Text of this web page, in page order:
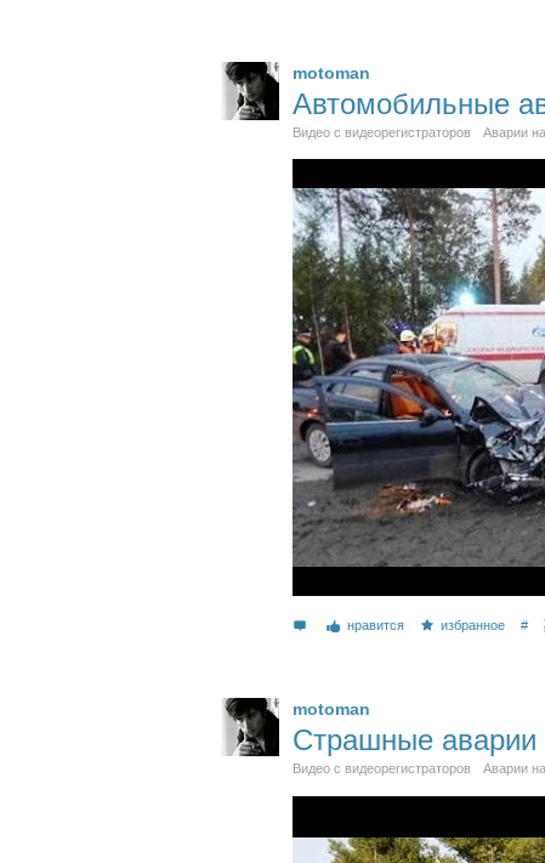
motoman
Автомобильные
Видео с видеорегистраторов Аварии
нравится избранное #
motoman
Страшные аварии
Видео с видеорегистраторов Аварии